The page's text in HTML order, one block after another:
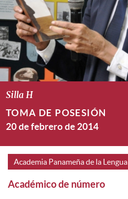
Silla H
TOMA DE POSESIÓN
20 de febrero de 2014
Academia Panameña de la Lengua
Académico de número